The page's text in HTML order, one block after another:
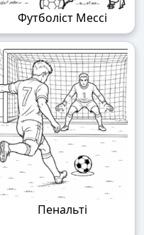
Футболіст Мессі
Пенальті